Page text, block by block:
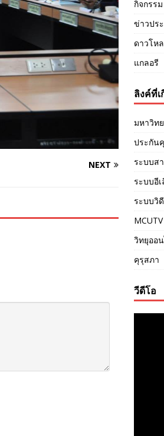
NEXT
กิจกรรม
ข่าวปร
ดาวโห
แกลอรี
ลิงค์ที่
มหาวิท
ประกัน
ระบบส
ระบบอี
ระบบวิ
MCUTV
วิทยุออ
คุรุสภา
วีดีโอ